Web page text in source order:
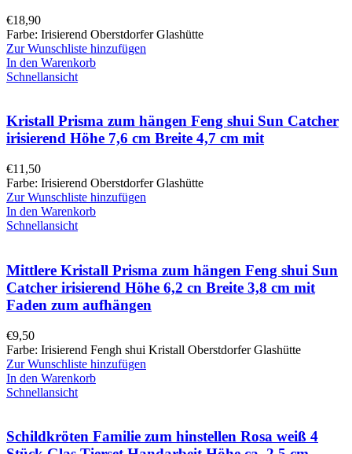
€18,90
Farbe: Irisierend Oberstdorfer Glashütte
Zur Wunschliste hinzufügen
In den Warenkorb
Schnellansicht
Kristall Prisma zum hängen Feng shui Sun Catcher
irisierend Höhe 7,6 cm Breite 4,7 cm mit
€11,50
Farbe: Irisierend Oberstdorfer Glashütte
Zur Wunschliste hinzufügen
In den Warenkorb
Schnellansicht
Mittlere Kristall Prisma zum hängen Feng shui Sun
Catcher irisierend Höhe 6,2 cn Breite 3,8 cm mit
Faden zum aufhängen
€9,50
Farbe: Irisierend Fengh shui Kristall Oberstdorfer Glashütte
Zur Wunschliste hinzufügen
In den Warenkorb
Schnellansicht
Schildkröten Familie zum hinstellen Rosa weiß 4